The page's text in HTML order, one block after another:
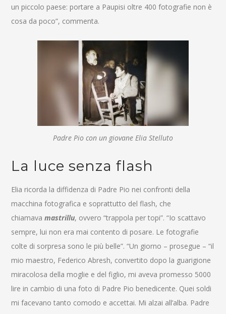
un piccolo paese: portare a Paupisi oltre 400 fotografie non è
cosa da poco”, commenta.
Padre Pio con un giovane Elia Stelluto
La luce senza flash
Elia ricorda la diffidenza di Padre Pio nei confronti della
macchina fotografica e soprattutto del flash, che
chiamavamastrillu, ovvero “trappola per topi”. “Io scattavo
sempre, lui non era mai contento di posare. Le fotografie
colte di sorpresa sono le più belle”. “Un giorno – prosegue – “il
mio maestro, Federico Abresh, convertito dopo la guarigione
miracolosa della moglie e del figlio, mi aveva promesso 5000
lire in cambio di una foto di Padre Pio benedicente. Quei soldi
mi facevano tanto comodo e accettai. Mi alzai all’alba. Padre